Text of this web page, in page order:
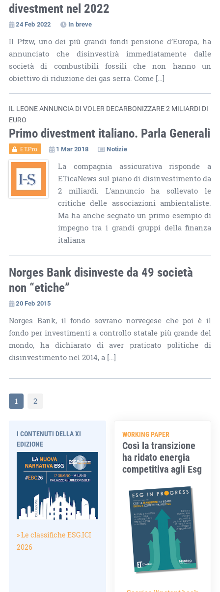
divestment nel 2022
24 Feb 2022 In breve
Il Pfzw, uno dei più grandi fondi pensione d’Europa, ha
annunciato che disinvestirà immediatamente dalle
società di combustibili fossili che non hanno un
obiettivo di riduzione dei gas serra. Come […]
IL LEONE ANNUNCIA DI VOLER DECARBONIZZARE 2 MILIARDI DI
EURO
Primo divestment italiano. Parla Generali
ET.Pro 1 Mar 2018 Notizie
La compagnia assicurativa risponde a
ETicaNews sul piano di disinvestimento da
2 miliardi. L'annuncio ha sollevato le
critiche delle associazioni ambientaliste.
Ma ha anche segnato un primo esempio di
impegno tra i grandi gruppi della finanza
italiana
Norges Bank disinveste da 49 società
non “etiche”
20 Feb 2015
Norges Bank, il fondo sovrano norvegese che poi è il
fondo per investimenti a controllo statale più grande del
mondo, ha dichiarato di aver praticato politiche di
disinvestimento nel 2014, a […]
1 2
I CONTENUTI DELLA XI
EDIZIONE
» Le classifiche ESG.ICI
2026
WORKING PAPER
Così la transizione
ha ridato energia
competitiva agli Esg